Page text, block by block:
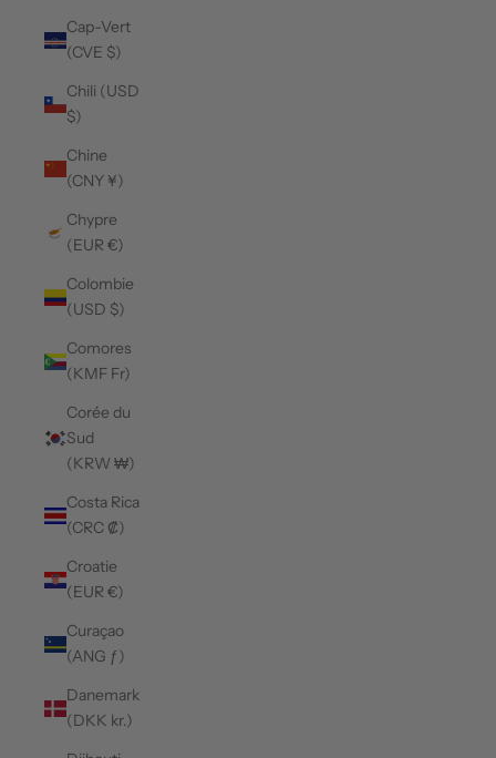
Cap-Vert
(CVE $)
Chili (USD
$)
Chine
(CNY ¥)
Chypre
(EUR €)
Colombie
(USD $)
Comores
(KMF Fr)
Corée du
Sud
(KRW ₩)
Costa Rica
(CRC ₡)
Croatie
(EUR €)
Curaçao
(ANG ƒ)
Danemark
(DKK kr.)